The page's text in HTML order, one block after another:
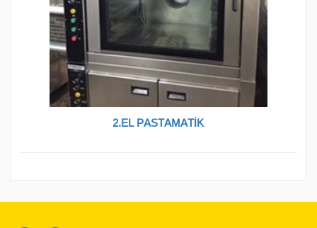
2.EL PASTAMATİK